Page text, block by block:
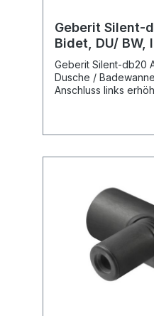
Geberit Silent-
Bidet, DU/ BW,
m.
Geberit Silent-db20
Dusche /
Anschluss links
32mm Fabrikat: